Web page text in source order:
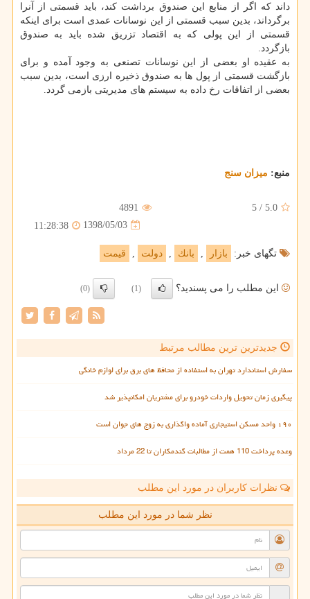
داند كه اگر از منابع این صندوق برداشت كند، باید قسمتی از آنرا
برگرداند، بدین سبب قسمتی از این نوسانات عمدی است برای اینكه
قسمتی از این پولی كه به اقتصاد تزریق شده باید به صندوق
بازگردد.
به عقیده او بعضی از این نوسانات تصنعی به وجود آمده و برای
بازگشت قسمتی از پول ها به صندوق ذخیره ارزی است، بدین سبب
بعضی از اتفاقات رخ داده به سیستم های مدیریتی بازمی گردد.
منبع: میزان سنج
5.0
/
5
4891
1398/05/03
11:28:38
تگهای خبر: بازار بانك دولت قیمت
این مطلب را می پسندید؟ (1)
(0)
جدیدترین ترین مطالب مرتبط
سفارش استاندارد تهران به استفاده از محافظ های برق برای لوازم خانگی
پیگیری زمان تحویل واردات خودرو برای مشتریان امکانپذیر شد
۱۹۰ واحد مسکن استیجاری آماده واگذاری به زوج های جوان است
وعده پرداخت 110 همت از مطالبات گندمکاران تا 22 مرداد
نظرات کاربران در مورد این مطلب
نظر شما در مورد این مطلب